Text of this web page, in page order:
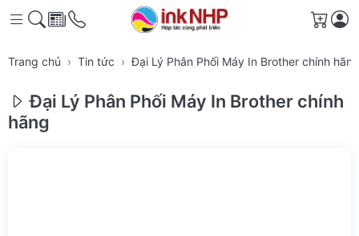
Giỏ
Trang chủ Tin tức Đại Lý Phân Phối Máy In Brother chính hãng
Đại Lý Phân Phối Máy In Brother chính
hãng